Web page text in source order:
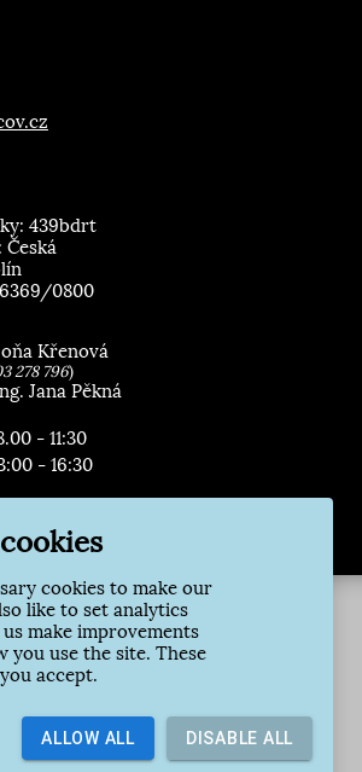
439bdrt
Česká
0800
Křenová
278 796)
Jana Pěkná
- 11:30
- 16:30
odběr
cookies to make our
like to set analytics
make improvements
you use the site. These
accept.
ALLOW ALL DISABLE ALL